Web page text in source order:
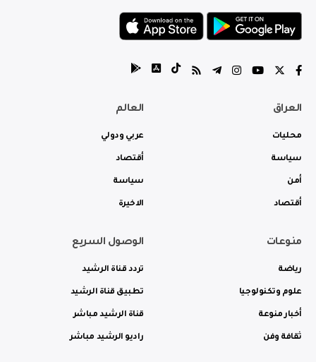
العراق
محليات
سياسة
أمن
أقتصاد
العالم
عربي ودولي
أقتصاد
سياسة
الاخيرة
منوعات
رياضة
علوم وتكنولوجيا
أخبار منوعة
ثقافة وفن
الوصول السريع
تردد قناة الرشيد
تطبيق قناة الرشيد
قناة الرشيد مباشر
راديو الرشيد مباشر